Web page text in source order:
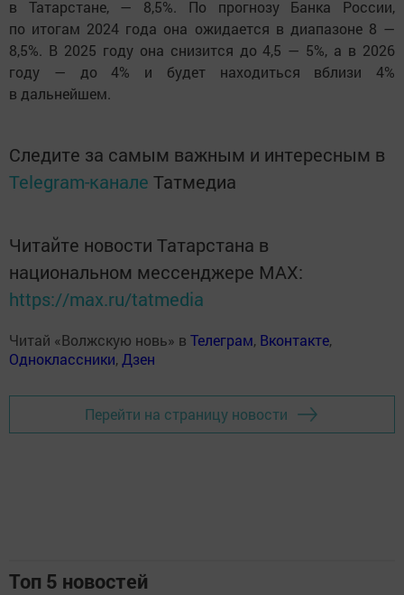
в Татарстане, — 8,5%. По прогнозу Банка России,
по итогам 2024 года она ожидается в диапазоне 8 —
8,5%. В 2025 году она снизится до 4,5 — 5%, а в 2026
году — до 4% и будет находиться вблизи 4%
в дальнейшем.
Следите за самым важным и интересным в
Telegram-канале Татмедиа
Читайте новости Татарстана в
национальном мессенджере MАХ:
https://max.ru/tatmedia
Читай «Волжскую новь» в Телеграм, Вконтакте,
Одноклассники, Дзен
Перейти на страницу новости
Топ 5 новостей